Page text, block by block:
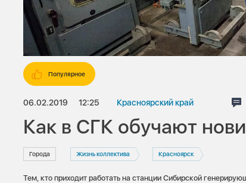
Популярное
06.02.2019 12:25 Красноярский край
Как в СГК обучают
Города Жизнь коллектива Красноярск
Тем, кто приходит работать на станции Сибирской